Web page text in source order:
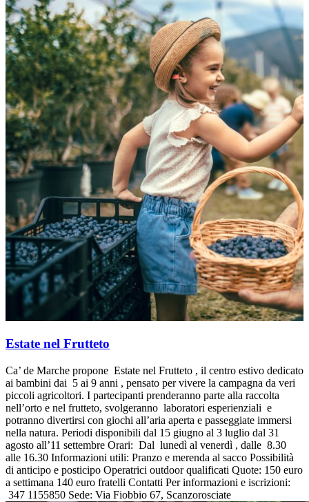
Estate nel Frutteto
Ca’ de Marche propone Estate nel Frutteto , il centro estivo dedicato
ai bambini dai 5 ai 9 anni , pensato per vivere la campagna da veri
piccoli agricoltori. I partecipanti prenderanno parte alla raccolta
nell’orto e nel frutteto, svolgeranno laboratori esperienziali e
potranno divertirsi con giochi all’aria aperta e passeggiate immersi
nella natura. Periodi disponibili dal 15 giugno al 3 luglio dal 31
agosto all’11 settembre Orari: Dal lunedì al venerdì , dalle 8.30
alle 16.30 Informazioni utili: Pranzo e merenda al sacco Possibilità
di anticipo e posticipo Operatrici outdoor qualificati Quote: 150 euro
a settimana 140 euro fratelli Contatti Per informazioni e iscrizioni:
347 1155850 Sede: Via Fiobbio 67, Scanzorosciate